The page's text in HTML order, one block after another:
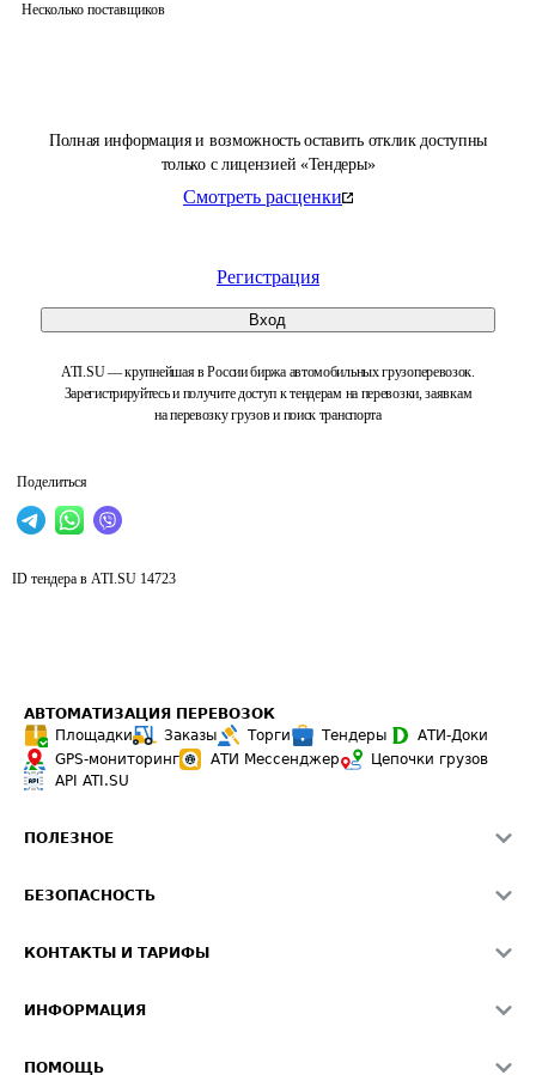
Полная информация и возможность оставить отклик доступны
только с лицензией «Тендеры»
Смотреть расценки
Регистрация
Вход
ATI.SU — крупнейшая в России биржа автомобильных грузоперевозок.
Зарегистрируйтесь и получите доступ к тендерам на перевозки, заявкам
на перевозку грузов и поиск транспорта
Поделиться
Несколько поставщиков
ID тендера в ATI.SU 14723
АВТОМАТИЗАЦИЯ ПЕРЕВОЗОК
Площадки
Заказы Торги Тендеры
АТИ-Доки
GPS-мониторинг
АТИ Мессенджер
Цепочки грузов
API ATI.SU
ПОЛЕЗНОЕ
Звезды ATI.SU на вашем сайте
Средние ставки
БЕЗОПАСНОСТЬ
Светофор+
О формировании Паспорта
КОНТАКТЫ И ТАРИФЫ
Реклама на сайте
ИНФОРМАЦИЯ
ПОМОЩЬ